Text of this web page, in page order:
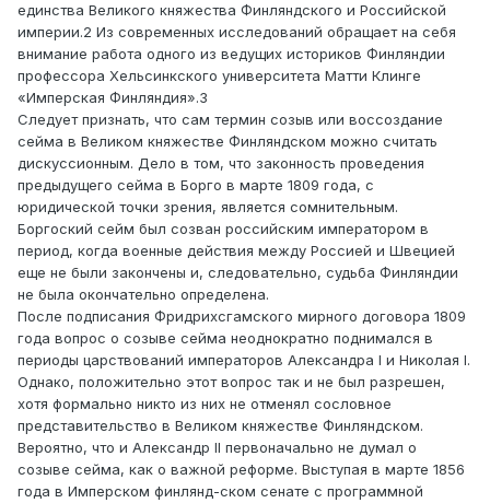
единства Великого княжества Финляндского и Российской
империи.2 Из современных исследований обращает на себя
внимание работа одного из ведущих историков Финляндии
профессора Хельсинкского университета Матти Клинге
«Имперская Финляндия».3
Следует признать, что сам термин созыв или воссоздание
сейма в Великом княжестве Финляндском можно считать
дискуссионным. Дело в том, что законность проведения
предыдущего сейма в Борго в марте 1809 года, с
юридической точки зрения, является сомнительным.
Боргоский сейм был созван российским императором в
период, когда военные действия между Россией и Швецией
еще не были закончены и, следовательно, судьба Финляндии
не была окончательно определена.
После подписания Фридрихсгамского мирного договора 1809
года вопрос о созыве сейма неоднократно поднимался в
периоды царствований императоров Александра I и Николая I.
Однако, положительно этот вопрос так и не был разрешен,
хотя формально никто из них не отменял сословное
представительство в Великом княжестве Финляндском.
Вероятно, что и Александр II первоначально не думал о
созыве сейма, как о важной реформе. Выступая в марте 1856
года в Имперском финлянд-ском сенате с программной